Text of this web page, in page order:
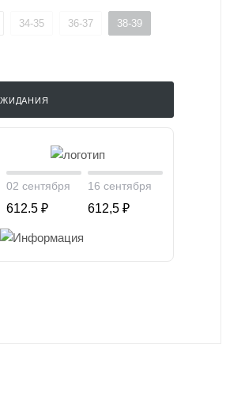
34-35 36-37 38-39
02 сентября
612.5 ₽
16 сентября
612,5 ₽